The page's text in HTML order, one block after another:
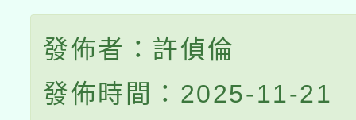
發佈者：許偵倫
發佈時間：2025-11-21